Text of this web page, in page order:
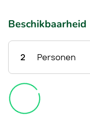
Beschikbaarheid
2 Personen